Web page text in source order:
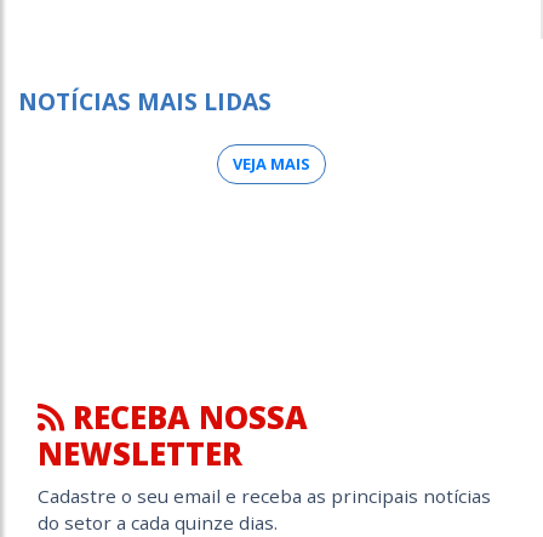
NOTÍCIAS MAIS LIDAS
VEJA MAIS
RECEBA NOSSA
NEWSLETTER
Cadastre o seu email e receba as principais notícias
do setor a cada quinze dias.